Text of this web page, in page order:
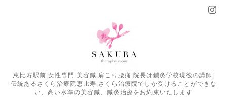
恵比寿駅前|女性専門|美容鍼|肩こり腰痛|院長は鍼灸学校現役の講師|
伝統あるさくら治療院恵比寿|さくら治療院でしか受けることができな
い、高い水準の美容鍼、鍼灸治療をお約束いたします